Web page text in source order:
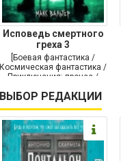
Исповедь смертного
греха 3
[Боевая фантастика /
Космическая фантастика /
Приключения: прочее /
ВЫБОР РЕДАКЦИИ